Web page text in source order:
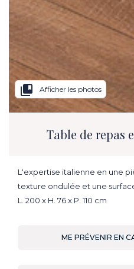
collections_bookmark Afficher les photos
Table de repas
L'expertise italienne en une
texture ondulée et une
L. 200 x H. 76 x P. 110 cm
ME PRÉVENIR EN